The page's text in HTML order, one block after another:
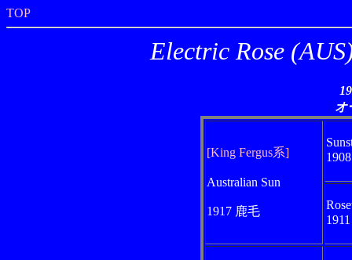
TOP
Electric Rose
オ
[King Fergus系]
Australian Sun
1917 鹿毛